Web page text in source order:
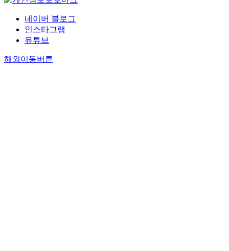
네이버 블로그
인스타그램
유튜브
해외이동버튼